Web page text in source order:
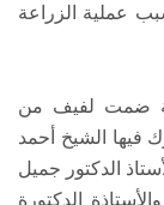
عملية الزراعة
ضمت لفيف من
فيها الشيخ أحمد
الدكتور جميل
الدكتورة